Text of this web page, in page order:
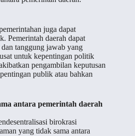
juga dapat
Pemerintah daerah dapat
tanggung jawab yang
untuk kepentingan politik
pengambilan keputusan
publik atau bahkan
antara pemerintah daerah
birokrasi
yang tidak sama antara